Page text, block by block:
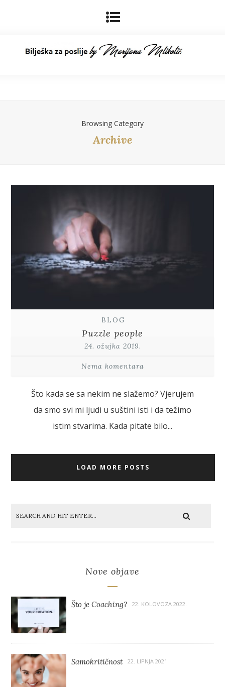
Browsing Category
Archive
BLOG
Puzzle people
24. ožujka 2019.
Nema komentara
Što kada se sa nekim ne slažemo? Vjerujem
da smo svi mi ljudi u suštini isti i da težimo
istim stvarima. Kada pitate bilo...
LOAD MORE POSTS
Nove objave
Što je Coaching? 22. KOLOVOZA 2022.
Samokritičnost 22. LIPNJA 2021.